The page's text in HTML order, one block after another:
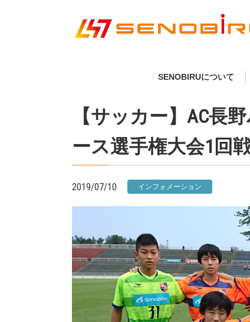
SENOBIRUについて
【サッカー】AC長
ース選手権大会1回
2019/07/10 インフォメーション